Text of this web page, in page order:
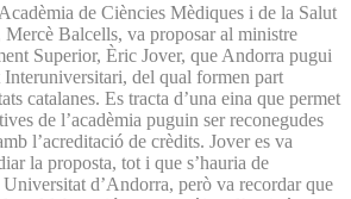
de Ciències Mèdiques i de la Salut
Balcells, va proposar al ministre
Superior, Èric Jover, que Andorra pugui
del qual formen part
catalanes. Es tracta d’una eina que permet
de l’acadèmia puguin ser reconegudes
l’acreditació de crèdits. Jover es va
la proposta, tot i que s’hauria de
d’Andorra, però va recordar que